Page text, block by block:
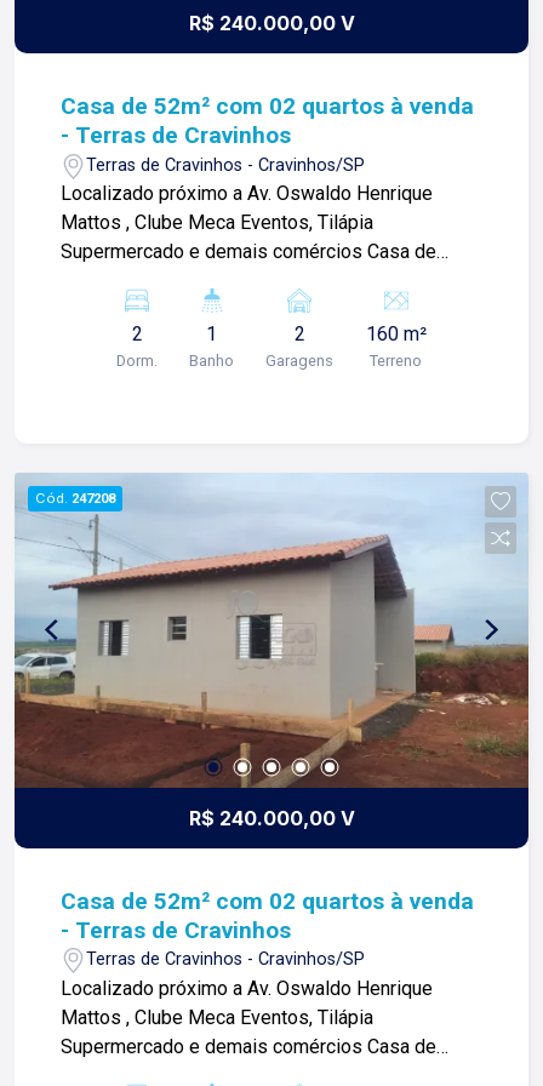
R$ 240.000,00 V
Casa de 52m² com 02 quartos à venda
- Terras de Cravinhos
Terras de Cravinhos - Cravinhos/SP
Localizado próximo a Av. Oswaldo Henrique
Mattos , Clube Meca Eventos, Tilápia
Supermercado e demais comércios Casa de
social; -Sala 2 ambientes; -Cozinha americana;
-Área de serviços; -Quintal; -Corredor lateral; -02
vagas de garagem; Diferenciais: -Esquadrias de
propósito e o verdadeiro sentido de tudo que
fazemos. Todos os dias construímos laços
fortes e indeléveis com nossos proprietários e
clientes. Somos uma imobiliária que equilibra a
tradicionalidade com o arrojo e a força comercial
da atualidade. A Lago é sua principal imobiliária
em Ribeirão Preto!
2
Dorm.
1
Banho
2
Garagens
160 m²
Terreno
Cód. 247208
R$ 240.000,00 V
Casa de 52m² com 02 quartos à venda
- Terras de Cravinhos
Terras de Cravinhos - Cravinhos/SP
Localizado próximo a Av. Oswaldo Henrique
Mattos , Clube Meca Eventos, Tilápia
Supermercado e demais comércios Casa de